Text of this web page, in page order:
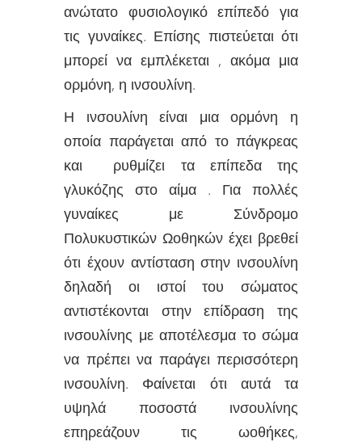
ανώτατο φυσιολογικό επίπεδό για
τις γυναίκες. Επίσης πιστεύεται ότι
μπορεί να εμπλέκεται , ακόμα μια
ορμόνη, η ινσουλίνη.
Η ινσουλίνη είναι μια ορμόνη η
οποία παράγεται από το πάγκρεας
και ρυθμίζει τα επίπεδα της
γλυκόζης στο αίμα . Για πολλές
γυναίκες με Σύνδρομο
Πολυκυστικών Ωοθηκών έχει βρεθεί
ότι έχουν αντίσταση στην ινσουλίνη
δηλαδή οι ιστοί του σώματος
αντιστέκονται στην επίδραση της
ινσουλίνης με αποτέλεσμα το σώμα
να πρέπει να παράγει περισσότερη
ινσουλίνη. Φαίνεται ότι αυτά τα
υψηλά ποσοστά ινσουλίνης
επηρεάζουν τις ωοθήκες,